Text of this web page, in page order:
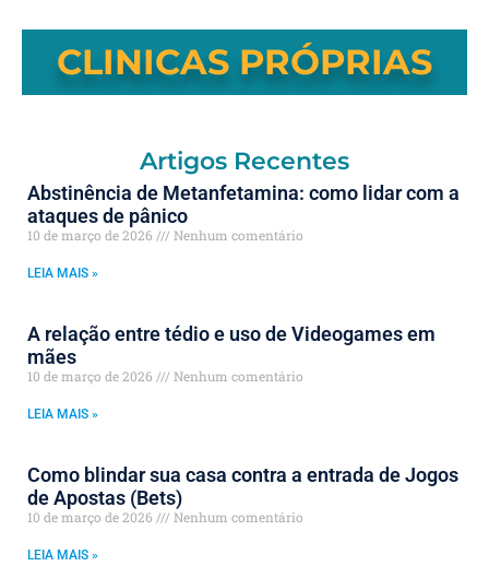
CLINICAS PRÓPRIAS
Artigos Recentes
Abstinência de Metanfetamina: como lidar com a
ataques de pânico
10 de março de 2026 Nenhum comentário
LEIA MAIS »
A relação entre tédio e uso de Videogames em
mães
10 de março de 2026 Nenhum comentário
LEIA MAIS »
Como blindar sua casa contra a entrada de Jogos
de Apostas (Bets)
10 de março de 2026 Nenhum comentário
LEIA MAIS »